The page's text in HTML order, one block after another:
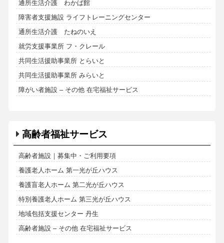
通所生活介護 わかば館
障害者支援施設 ライフトレーニングセンター
通所生活介護 たねのいえ
就労支援事業所 フ・クレール
共同生活援助事業所 とらいと
共同生活援助事業所 みらいと
障がい者施設 – その他 在宅福祉サービス
高齢者福祉サービス
高齢者施設｜募集中・ご利用要項
養護老人ホーム 第一光が丘ハウス
養護盲老人ホーム 第二光が丘ハウス
特別養護老人ホーム 第三光が丘ハウス
地域包括支援センター 丹生
高齢者施設 – その他 在宅福祉サービス